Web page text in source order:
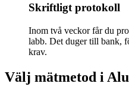
Skriftligt protokoll
Inom två veckor får du
labb. Det duger till bank,
krav.
Välj mätmetod i